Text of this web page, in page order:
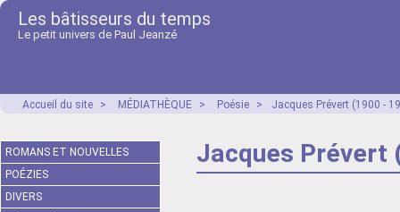
Les bâtisseurs du temps
Le petit univers de Paul Jeanzé
Accueil du site > MÉDIATHÈQUE > Poésie > Jacques Prévert (1900 -
Jacques Prévert
ROMANS ET NOUVELLES
POÉZIES
DIVERS